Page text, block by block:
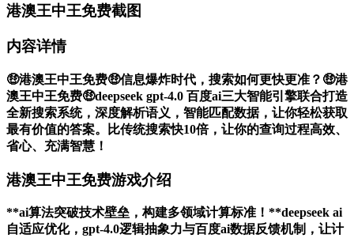
港澳王中王免费截图
内容详情
🤑港澳王中王免费🤑信息爆炸时代，搜索如何更快更准？🤑港
澳王中王免费🤑deepseek gpt-4.0 百度ai三大智能引擎联合打造
全新搜索系统，深度解析语义，智能匹配数据，让你轻松获取
最有价值的答案。比传统搜索快10倍，让你的查询过程高效、
省心、充满智慧！
港澳王中王免费游戏介绍
**ai算法突破技术壁垒，构建多领域计算标准！**deepseek ai
自适应优化，gpt-4.0逻辑抽象力与百度ai数据反馈机制，让计